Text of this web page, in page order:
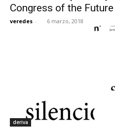
Congress of the
veredes - 6 marzo, 2018
deriva